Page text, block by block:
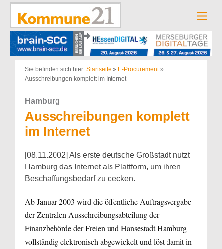
Zum
springen
Sie befinden sich hier: Startseite » E-Procurement»
Ausschreibungen komplett im Internet
Hamburg
Ausschreibungen komplett
im Internet
[08.11.2002] Als erste deutsche Großstadt nutzt
Hamburg das Internet als Plattform, um ihren
Beschaffungsbedarf zu decken.
Ab Januar 2003 wird die öffentliche Auftragsvergabe
der Zentralen Ausschreibungsabteilung der
Finanzbehörde der Freien und Hansestadt Hamburg
vollständig elektronisch abgewickelt und löst damit in